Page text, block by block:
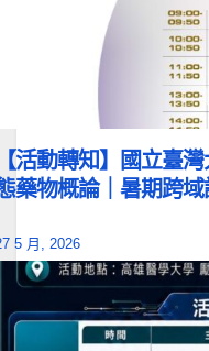
活動轉知】國立臺
藥物概論｜暑期跨域
5 月, 2026